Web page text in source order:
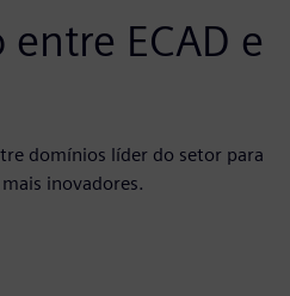
ECAD e
domínios líder do setor para
inovadores.